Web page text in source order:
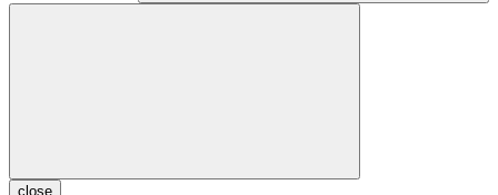
close